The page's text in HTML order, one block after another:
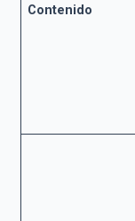
Contenido